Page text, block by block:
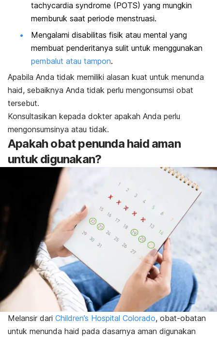
tachycardia syndrome (POTS) yang mungkin
memburuk saat periode menstruasi.
Mengalami disabilitas fisik atau mental yang
membuat penderitanya sulit untuk menggunakan
pembalut atau tampon.
Apabila Anda tidak memiliki alasan kuat untuk menunda
haid, sebaiknya Anda tidak perlu mengonsumsi obat
tersebut.
Konsultasikan kepada dokter apakah Anda perlu
mengonsumsinya atau tidak.
Apakah obat penunda haid aman
untuk digunakan?
Melansir dari Children’s Hospital Colorado, obat-obatan
untuk menunda haid pada dasarnya aman digunakan